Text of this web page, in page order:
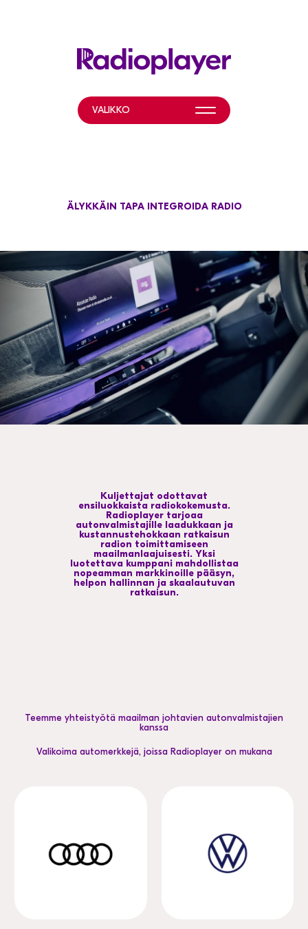
VALIKKO
HELP & RESOURCES
VALITSE MAA
ÄLYKKÄIN TAPA INTEGROIDA RADIO
Kuljettajat odottavat
ensiluokkaista radiokokemusta.
Radioplayer tarjoaa
autonvalmistajille laadukkaan ja
kustannustehokkaan ratkaisun
radion toimittamiseen
maailmanlaajuisesti. Yksi
luotettava kumppani mahdollistaa
nopeamman markkinoille pääsyn,
helpon hallinnan ja skaalautuvan
ratkaisun.
Teemme yhteistyötä maailman johtavien autonvalmistajien
kanssa
Valikoima automerkkejä, joissa Radioplayer on mukana